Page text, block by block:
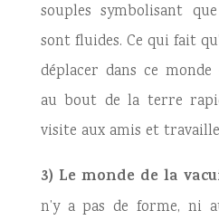
souples symbolisant
sont fluides. Ce qui fait
déplacer dans ce
au bout de la terre
visite aux amis et
3) Le monde de la
n’y a pas de forme, ni